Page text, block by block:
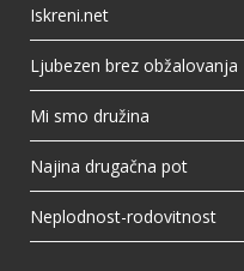
Iskreni.net
Ljubezen brez obžalovanja
Mi smo družina
Najina drugačna pot
Neplodnost-rodovitnost